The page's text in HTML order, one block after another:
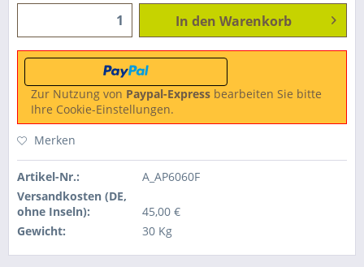
In den Warenkorb
Zur Nutzung von Paypal-Express bearbeiten Sie bitte
Ihre Cookie-Einstellungen.
Merken
Artikel-Nr.:
A_AP6060F
Versandkosten (DE,
ohne Inseln):
45,00 €
Gewicht:
30 Kg